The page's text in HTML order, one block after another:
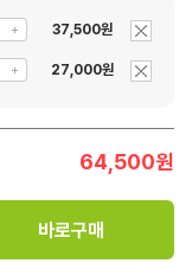
37,500원
27,000원
64,500원
바로구매